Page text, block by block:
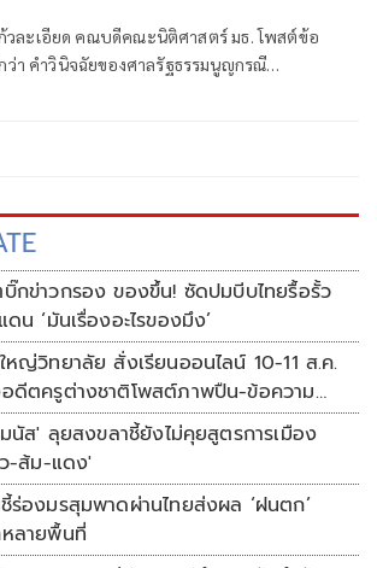
วละเอียด คณบดีคณะนิติศาสตร์ มธ. โพสต์ข้อ
ว่า คำวินิจฉัยของศาลรัฐธรรมนูญกรณี
กข่าวกรอง ของขึ้น! ซัดปมบีบไทยรื้อรั้ว
ดน ‘มันเรื่องอะไรของมึง’
หญ่วิทยาลัย สั่งเรียนออนไลน์ 10-11 ส.ค.
ดีตครูต่างชาติโพสต์ภาพปืน-ข้อความ
นัส' ลุยสงขลาชี้ยังไม่คุยสูตรการเมือง
-ส้ม-แดง'
ร่องมรสุมพาดผ่านไทยส่งผล ‘ฝนตก’
ลายพื้นที่